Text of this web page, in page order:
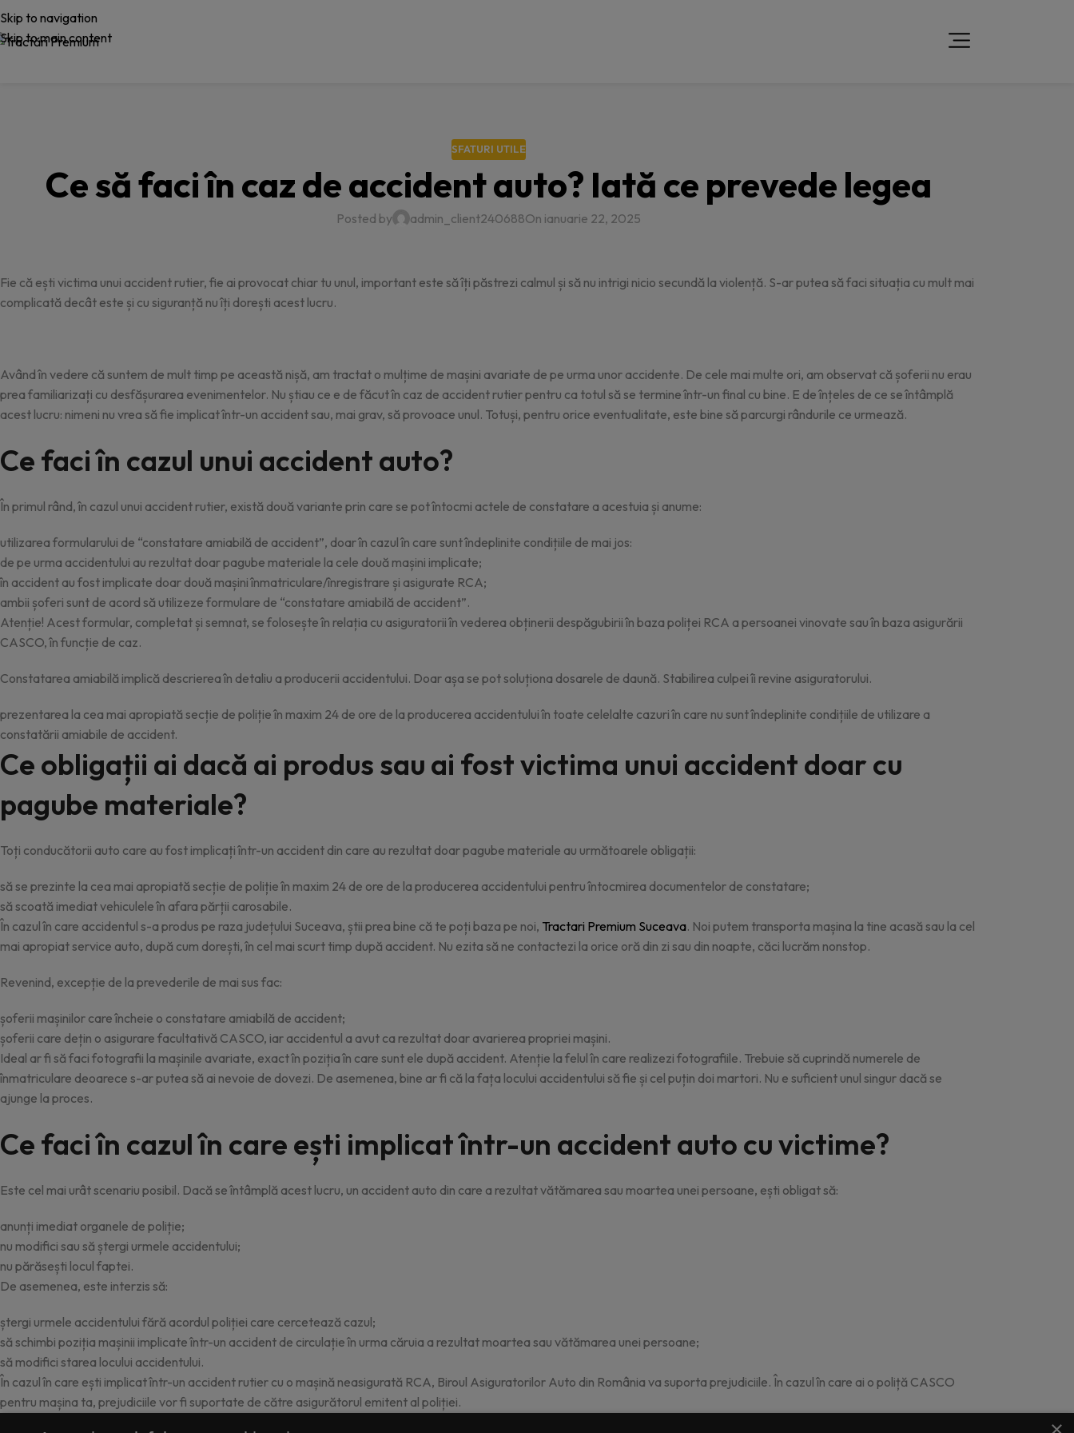
Skip to navigation
Skip to main content
SFATURI UTILE
Ce să faci în caz de accident auto? Iată ce prevede legea
Posted by admin_client240688On ianuarie 22, 2025
Fie că ești victima unui accident rutier, fie ai provocat chiar tu unul, important este să îți păstrezi calmul și să nu intrigi nicio secundă la violență. S-ar putea să faci situația cu mult mai
complicată decât este și cu siguranță nu îți dorești acest lucru.
Având în vedere că suntem de mult timp pe această nișă, am tractat o mulțime de mașini avariate de pe urma unor accidente. De cele mai multe ori, am observat că șoferii nu erau
prea familiarizați cu desfășurarea evenimentelor. Nu știau ce e de făcut în caz de accident rutier pentru ca totul să se termine într-un final cu bine. E de înțeles de ce se întâmplă
acest lucru: nimeni nu vrea să fie implicat într-un accident sau, mai grav, să provoace unul. Totuși, pentru orice eventualitate, este bine să parcurgi rândurile ce urmează.
Ce faci în cazul unui accident auto?
În primul rând, în cazul unui accident rutier, există două variante prin care se pot întocmi actele de constatare a acestuia și anume:
utilizarea formularului de “constatare amiabilă de accident”, doar în cazul în care sunt îndeplinite condițiile de mai jos:
de pe urma accidentului au rezultat doar pagube materiale la cele două mașini implicate;
în accident au fost implicate doar două mașini înmatriculare/înregistrare și asigurate RCA;
ambii șoferi sunt de acord să utilizeze formulare de “constatare amiabilă de accident”.
Atenție! Acest formular, completat și semnat, se folosește în relația cu asiguratorii în vederea obținerii despăgubirii în baza poliței RCA a persoanei vinovate sau în baza asigurării
CASCO, în funcție de caz.
Constatarea amiabilă implică descrierea în detaliu a producerii accidentului. Doar așa se pot soluționa dosarele de daună. Stabilirea culpei îi revine asiguratorului.
prezentarea la cea mai apropiată secție de poliție în maxim 24 de ore de la producerea accidentului în toate celelalte cazuri în care nu sunt îndeplinite condițiile de utilizare a
constatării amiabile de accident.
Ce obligații ai dacă ai produs sau ai fost victima unui accident doar cu
pagube materiale?
Toți conducătorii auto care au fost implicați într-un accident din care au rezultat doar pagube materiale au următoarele obligații:
să se prezinte la cea mai apropiată secție de poliție în maxim 24 de ore de la producerea accidentului pentru întocmirea documentelor de constatare;
să scoată imediat vehiculele în afara părții carosabile.
În cazul în care accidentul s-a produs pe raza județului Suceava, știi prea bine că te poți baza pe noi, Tractari Premium Suceava. Noi putem transporta mașina la tine acasă sau la cel
mai apropiat service auto, după cum dorești, în cel mai scurt timp după accident. Nu ezita să ne contactezi la orice oră din zi sau din noapte, căci lucrăm nonstop.
Revenind, excepție de la prevederile de mai sus fac:
șoferii mașinilor care încheie o constatare amiabilă de accident;
șoferii care dețin o asigurare facultativă CASCO, iar accidentul a avut ca rezultat doar avarierea propriei mașini.
Ideal ar fi să faci fotografii la mașinile avariate, exact în poziția în care sunt ele după accident. Atenție la felul în care realizezi fotografiile. Trebuie să cuprindă numerele de
înmatriculare deoarece s-ar putea să ai nevoie de dovezi. De asemenea, bine ar fi că la fața locului accidentului să fie și cel puțin doi martori. Nu e suficient unul singur dacă se
ajunge la proces.
Ce faci în cazul în care ești implicat într-un accident auto cu victime?
Este cel mai urât scenariu posibil. Dacă se întâmplă acest lucru, un accident auto din care a rezultat vătămarea sau moartea unei persoane, ești obligat să:
anunți imediat organele de poliție;
nu modifici sau să ștergi urmele accidentului;
nu părăsești locul faptei.
De asemenea, este interzis să:
ștergi urmele accidentului fără acordul poliției care cercetează cazul;
să schimbi poziția mașinii implicate într-un accident de circulație în urma căruia a rezultat moartea sau vătămarea unei persoane;
să modifici starea locului accidentului.
În cazul în care ești implicat într-un accident rutier cu o mașină neasigurată RCA, Biroul Asiguratorilor Auto din România va suporta prejudiciile. În cazul în care ai o poliță CASCO
pentru mașina ta, prejudiciile vor fi suportate de către asigurătorul emitent al poliției.